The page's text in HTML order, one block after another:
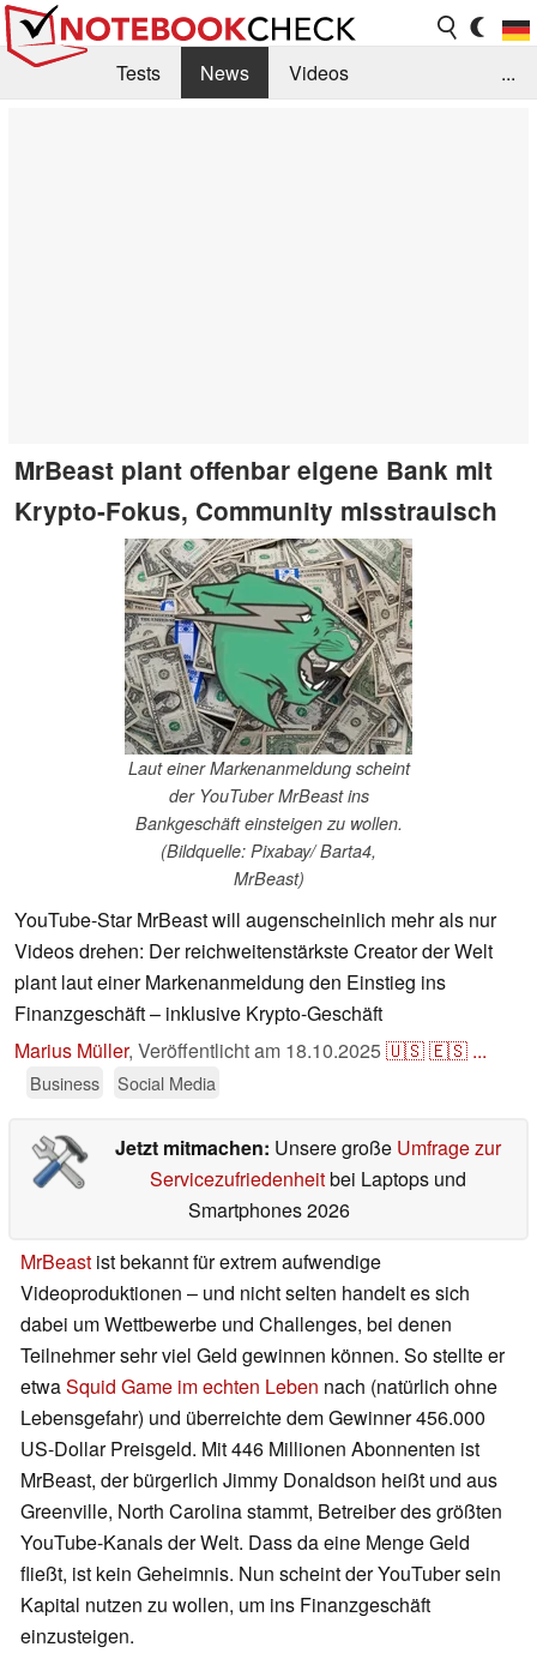
Tests News
Videos
...
MrBeast plant offenbar eigene Bank mit
Krypto-Fokus, Community misstrauisch
Laut einer Markenanmeldung scheint
der YouTuber MrBeast ins
Bankgeschäft einsteigen zu wollen.
(Bildquelle: Pixabay/ Barta4,
MrBeast)
YouTube-Star MrBeast will augenscheinlich mehr als nur
Videos drehen: Der reichweitenstärkste Creator der Welt
plant laut einer Markenanmeldung den Einstieg ins
Finanzgeschäft – inklusive Krypto-Geschäft
Marius Müller, Veröffentlicht am 18.10.2025🇺🇸🇪🇸 ...
Business Social Media
Jetzt mitmachen: Unsere große Umfrage zur
Servicezufriedenheitbei Laptops und
Smartphones 2026
MrBeast ist bekannt für extrem aufwendige
Videoproduktionen – und nicht selten handelt es sich
dabei um Wettbewerbe und Challenges, bei denen
Teilnehmer sehr viel Geld gewinnen können. So stellte er
etwaSquid Game im echten Leben nach (natürlich ohne
Lebensgefahr) und überreichte dem Gewinner 456.000
US-Dollar Preisgeld. Mit 446 Millionen Abonnenten ist
MrBeast, der bürgerlich Jimmy Donaldson heißt und aus
Greenville, North Carolina stammt, Betreiber des größten
YouTube-Kanals der Welt. Dass da eine Menge Geld
fließt, ist kein Geheimnis. Nun scheint der YouTuber sein
Kapital nutzen zu wollen, um ins Finanzgeschäft
einzusteigen.